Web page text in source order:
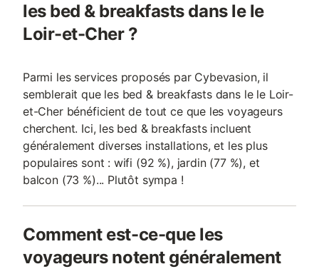
les bed & breakfasts dans le le
Loir-et-Cher ?
Parmi les services proposés par Cybevasion, il
semblerait que les bed & breakfasts dans le le Loir-
et-Cher bénéficient de tout ce que les voyageurs
cherchent. Ici, les bed & breakfasts incluent
généralement diverses installations, et les plus
populaires sont : wifi (92 %), jardin (77 %), et
balcon (73 %)... Plutôt sympa !
Comment est-ce-que les
voyageurs notent généralement